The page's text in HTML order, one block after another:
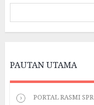
PAUTAN UTAMA
PORTAL RASMI SPR